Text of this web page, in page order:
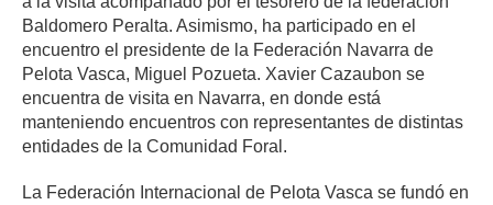
Baldomero Peralta. Asimismo, ha participado en el
encuentro el presidente de la Federación Navarra de
Pelota Vasca, Miguel Pozueta. Xavier Cazaubon se
encuentra de visita en Navarra, en donde está
manteniendo encuentros con representantes de distintas
entidades de la Comunidad Foral.
La Federación Internacional de Pelota Vasca se fundó en